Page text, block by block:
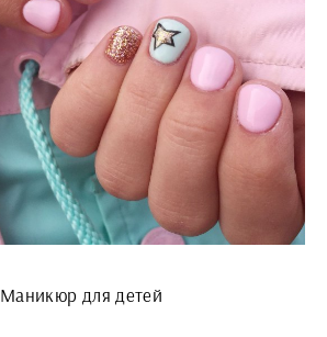
Маникюр для детей